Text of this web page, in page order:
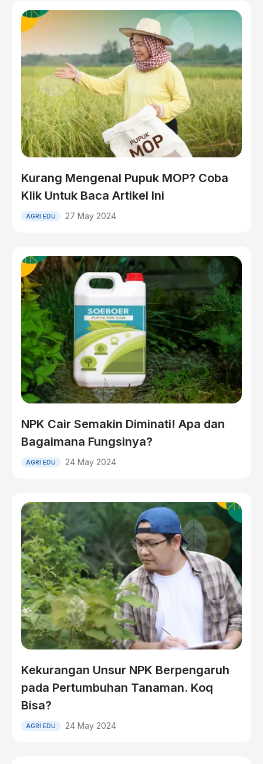
Kurang Mengenal Pupuk MOP? Coba
Klik Untuk Baca Artikel Ini
AGRI EDU 27 May 2024
NPK Cair Semakin Diminati! Apa dan
Bagaimana Fungsinya?
AGRI EDU 24 May 2024
Kekurangan Unsur NPK Berpengaruh
pada Pertumbuhan Tanaman. Koq
Bisa?
AGRI EDU 24 May 2024